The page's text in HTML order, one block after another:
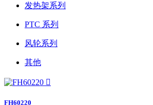
发热架系列
PTC 系列
风轮系列
其他

FH60220